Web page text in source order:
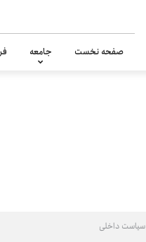
صفحه نخست جامعه
سیاست داخلی